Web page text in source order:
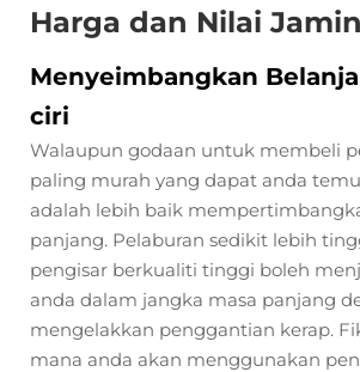
Harga dan Nilai
Menyeimbangkan
ciri
Walaupun godaan untuk membeli
paling murah yang dapat anda
adalah lebih baik
panjang. Pelaburan sedikit lebih
pengisar berkualiti tinggi boleh
anda dalam jangka masa panjang
mengelakkan penggantian kerap.
mana anda akan menggunakan